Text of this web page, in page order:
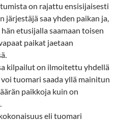
on rajattu ensisijaisesti
järjestäjä saa yhden paikan ja,
etusijalla saamaan toisen
paikat jaetaan
kilpailut on ilmoitettu yhdellä
tuomari saada yllä mainitun
paikkoja kuin on
eli tuomari